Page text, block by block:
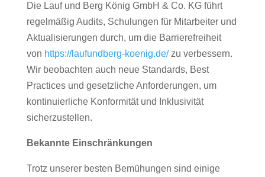
Die Lauf und Berg König GmbH & Co. KG führt
regelmäßig Audits, Schulungen für Mitarbeiter und
Aktualisierungen durch, um die Barrierefreiheit
von https://laufundberg-koenig.de/zu verbessern.
Wir beobachten auch neue Standards, Best
Practices und gesetzliche Anforderungen, um
kontinuierliche Konformität und Inklusivität
sicherzustellen.
Bekannte Einschränkungen
Trotz unserer besten Bemühungen sind einige